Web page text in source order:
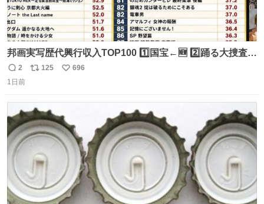
邦画実写歴代興行収入TOP100 1️⃣国宝←🆕 2️⃣踊る大捜査線
THE MOVIE2 3️⃣南極物語 4️⃣踊る大捜査線 THE MOVIE 5️⃣
子猫物語 6️⃣劇場版コード・ブルー 7️⃣天と地と 8️⃣永遠の0
どなく、お別れです←🆕 … 60位 キングダム 魂の決戦←🆕
返
信
2
リ
ト
数
125
い
696
1日前